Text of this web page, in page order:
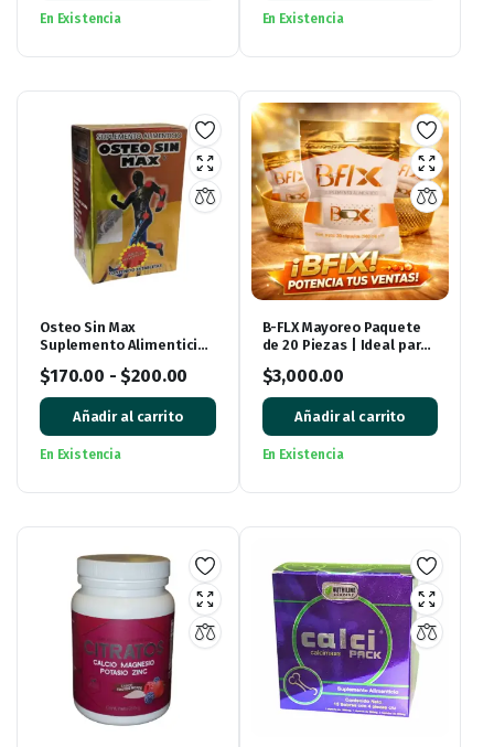
En Existencia En Existencia
Osteo Sin Max
Suplemento Alimenticio
Tabletas
$170.00 -$200.00
Añadir al carrito
En Existencia
B-FLX Mayoreo Paquete
de 20 Piezas | Ideal para
$3,000.00
Añadir al carrito
En Existencia